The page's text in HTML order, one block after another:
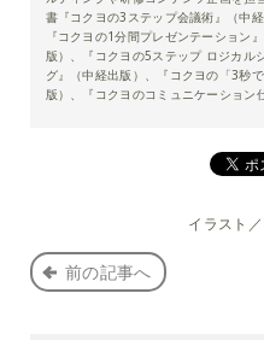
書『コクヨの3ステップ会議術』（中経
『コクヨの1分間プレゼンテーション
版）、『コクヨの5ステップ ロジカル
グ』（中経出版）、『コクヨの「3秒
版）、『コクヨのコミュニケーション
イラスト
前の記事へ